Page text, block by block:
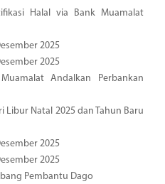
Halal via Bank Muamalat
2025
2025
Andalkan Perbankan
Libur Natal 2025 dan Tahun Baru
2025
2025
Pembantu Dago